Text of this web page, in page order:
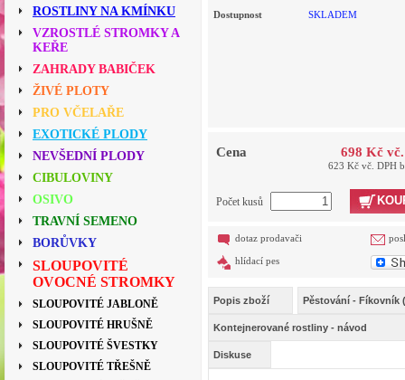
ROSTLINY NA KMÍNKU
VZROSTLÉ STROMKY A
KEŘE
ZAHRADY BABIČEK
ŽIVÉ PLOTY
PRO VČELAŘE
EXOTICKÉ PLODY
NEVŠEDNÍ PLODY
CIBULOVINY
OSIVO
TRAVNÍ SEMENO
BORŮVKY
SLOUPOVITÉ
OVOCNÉ STROMKY
SLOUPOVITÉ JABLONĚ
SLOUPOVITÉ HRUŠNĚ
SLOUPOVITÉ ŠVESTKY
SLOUPOVITÉ TŘEŠNĚ
Dostupnost SKLADEM
Cena 698 Kč
623 Kč vč. DPH
Počet kusů
dotaz prodavači
hlídací pes
Popis zboží Pěstování - Fíkovník
Kontejnerované rostliny - návod
Diskuse